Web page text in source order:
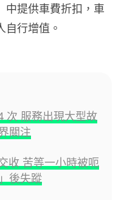
中提供車費折扣，車
行增值。
次 服務出現大型故
關注
收 苦等一小時被呃
後失蹤